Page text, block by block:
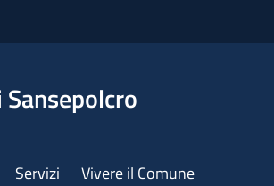
Servizi Vivere il Comune